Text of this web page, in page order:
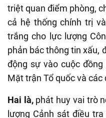
triệt quan điểm phòng,
cả hệ thống chính trị
trắng cho lực lượng
phản bác thông tin xấu,
động sự vào cuộc
Mặt trận Tổ quốc và các
Hai là,phát huy vai trò
lượng Cảnh sát điều